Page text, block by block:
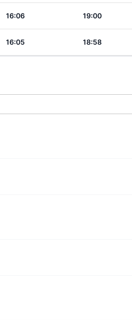
16:06 19:00
16:05 18:58